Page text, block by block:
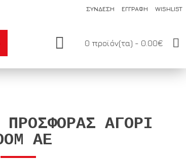
ΣΥΝΔΕΣΗ ΕΓΓΡΑΦΗ WISHLIST
0 προϊόν(τα) - 0.00€
ΑΓΌΡΙ
ΑΕ